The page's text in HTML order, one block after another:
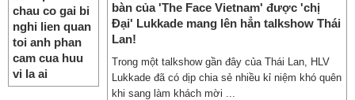
bàn của 'The Face Vietnam' được 'chị
Đại' Lukkade mang lên hẳn talkshow Thái
Lan!
Trong một talkshow gần đây của Thái Lan, HLV
Lukkade đã có dịp chia sẻ nhiều kỉ niệm khó quên
khi sang làm khách mời ...